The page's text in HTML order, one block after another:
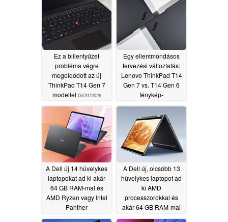
Ez a billentyűzet
probléma végre
megoldódott az új
ThinkPad T14 Gen 7
modellel 05/31/2026
Egy ellentmondásos
tervezési változtatás:
Lenovo ThinkPad T14
Gen 7 vs. T14 Gen 6
fénykép-
05/30/2026
A Dell új 14 hüvelykes
laptopokat ad ki akár
64 GB RAM-mal és
AMD Ryzen vagy Intel
Panther
A Dell új, olcsóbb 13
hüvelykes laptopot ad
ki AMD
processzorokkal és
akár 64 GB RAM-mal
05/29/2026